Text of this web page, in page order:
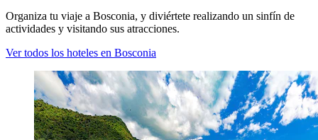
Organiza tu viaje a Bosconia, y diviértete realizando un sinfín de
actividades y visitando sus atracciones.
Ver todos los hoteles en Bosconia